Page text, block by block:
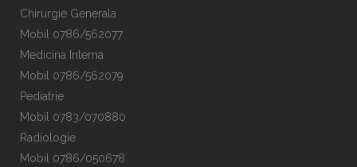
Chirurgie Generala
Mobil 0786/562077
Medicina Interna
Mobil 0786/562079
Pediatrie
Mobil 0783/070880
Radiologie
Mobil 0786/050678